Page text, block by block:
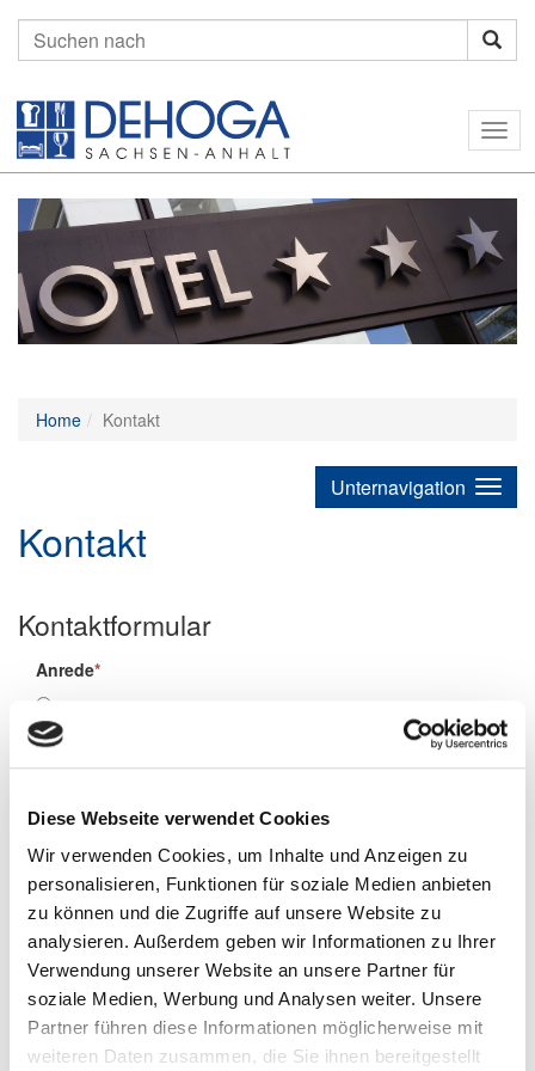
Diese Webseite verwendet Cookies
Wir verwenden Cookies, um Inhalte und Anzeigen zu
personalisieren, Funktionen für soziale Medien anbieten
zu können und die Zugriffe auf unsere Website zu
analysieren. Außerdem geben wir Informationen zu Ihrer
Verwendung unserer Website an unsere Partner für
soziale Medien, Werbung und Analysen weiter. Unsere
Partner führen diese Informationen möglicherweise mit
weiteren Daten zusammen, die Sie ihnen bereitgestellt
nach:
Home Kontakt
Unternavigation
Kontakt
Kontaktformular
Anrede*
Herr
E-Mail*
Betriebsname